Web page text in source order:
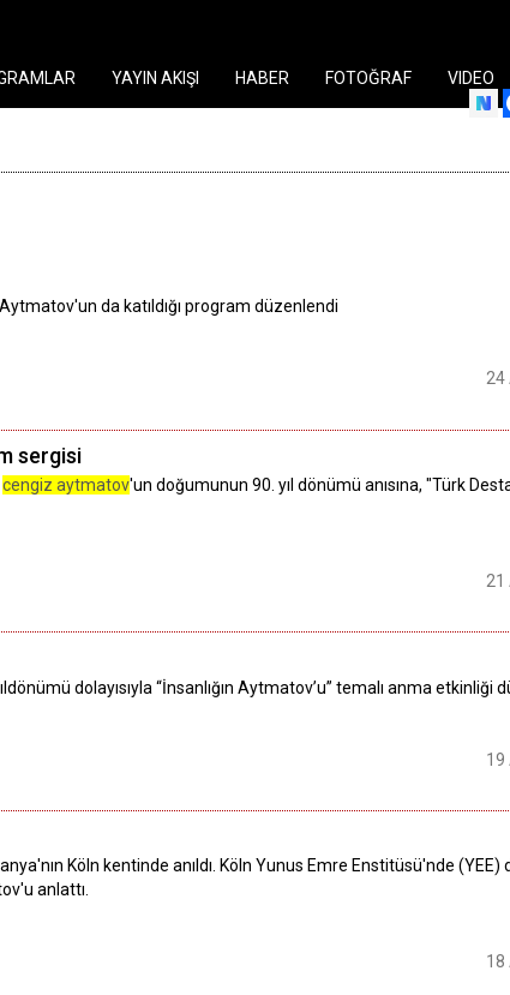
YAYIN AKIŞI HABER FOTOĞRAF VIDEO
da katıldığı program düzenlendi
24
sergisi
cengiz aytmatov'un doğumunun 90. yıl dönümü anısına, "Türk
21
dolayısıyla “İnsanlığın Aytmatov’u” temalı anma etkinliği
19
Köln kentinde anıldı. Köln Yunus Emre Enstitüsü'nde (YEE)
anlattı.
18